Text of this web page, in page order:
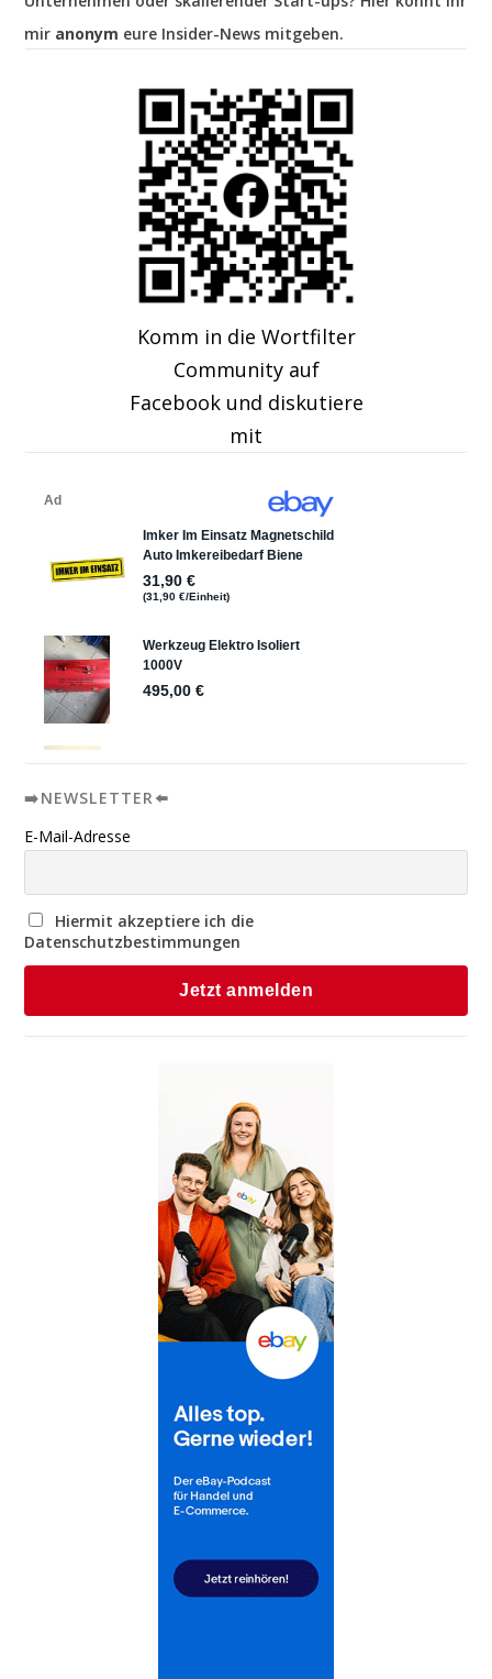
mir anonym eure Insider-News mitgeben.
Komm in die Wortfilter
Community auf
Facebook und diskutiere
mit
➡️NEWSLETTER⬅️
E-Mail-Adresse
Hiermit akzeptiere ich die
Datenschutzbestimmungen